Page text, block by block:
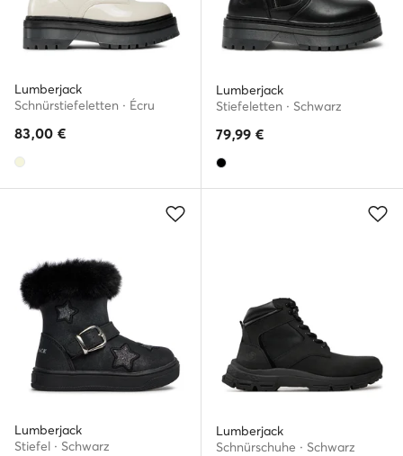
Lumberjack
Schnürstiefeletten · Écru
83,00 €
Lumberjack
Stiefeletten · Schwarz
79,99 €
Lumberjack
Stiefel · Schwarz
Lumberjack
Schnürschuhe · Schwarz